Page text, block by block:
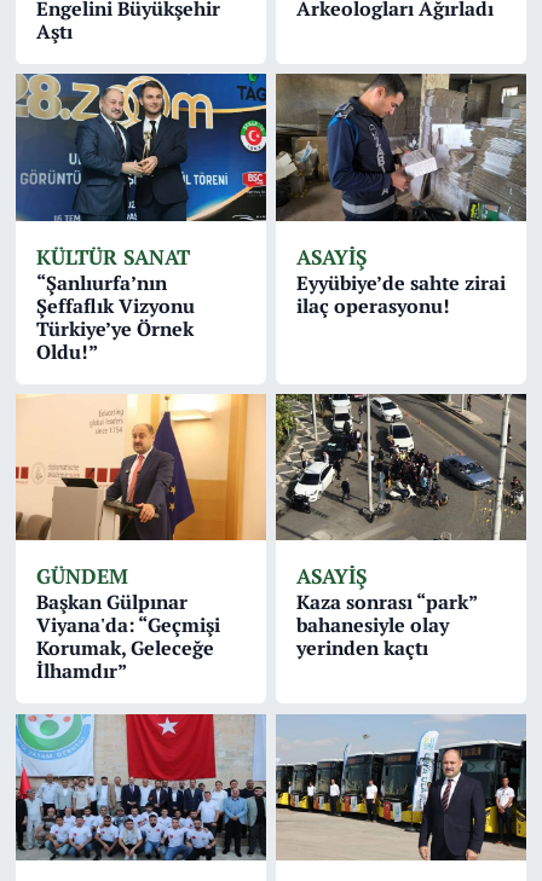
Engelini Büyükşehir
Aştı
Arkeologları Ağırladı
KÜLTÜR SANAT
“Şanlıurfa’nın
Şeffaflık Vizyonu
Türkiye’ye Örnek
Oldu!”
ASAYİŞ
Eyyübiye’de sahte zirai
ilaç operasyonu!
GÜNDEM
Başkan Gülpınar
Viyana'da: “Geçmişi
Korumak, Geleceğe
İlhamdır”
ASAYİŞ
Kaza sonrası “park”
bahanesiyle olay
yerinden kaçtı